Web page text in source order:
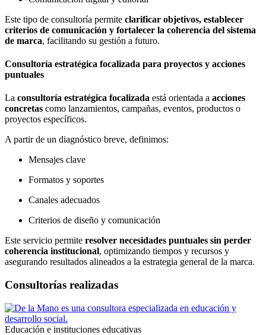
Este tipo de consultoría permite clarificar objetivos, establecer
criterios de comunicación y fortalecer la coherencia del sistema
de marca, facilitando su gestión a futuro.
Consultoría estratégica focalizada para proyectos y acciones
puntuales
La consultoría estratégica focalizada está orientada a acciones
concretas como lanzamientos, campañas, eventos, productos o
proyectos específicos.
A partir de un diagnóstico breve, definimos:
Mensajes clave
Formatos y soportes
Canales adecuados
Criterios de diseño y comunicación
Este servicio permite resolver necesidades puntuales sin perder
coherencia institucional, optimizando tiempos y recursos y
asegurando resultados alineados a la estrategia general de la marca.
Consultorías realizadas
Educación e instituciones educativas